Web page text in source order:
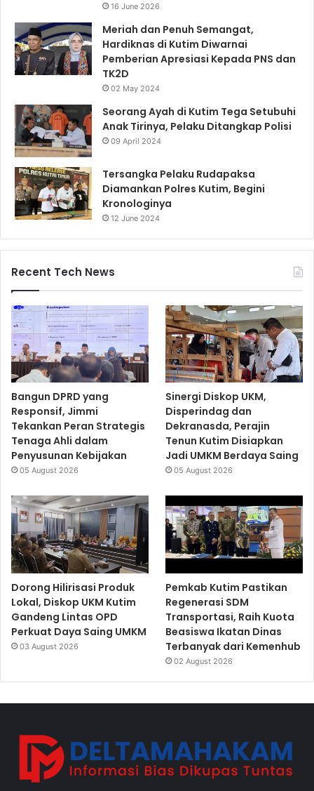
16 June 2026
Meriah dan Penuh Semangat,
Hardiknas di Kutim Diwarnai
Pemberian Apresiasi Kepada PNS dan
TK2D
02 May 2024
Seorang Ayah di Kutim Tega Setubuhi
Anak Tirinya, Pelaku Ditangkap Polisi
09 April 2024
Tersangka Pelaku Rudapaksa
Diamankan Polres Kutim, Begini
Kronologinya
12 June 2024
Recent Tech News
Bangun DPRD yang
Responsif, Jimmi
Tekankan Peran Strategis
Tenaga Ahli dalam
Penyusunan Kebijakan
05 August 2026
Sinergi Diskop UKM,
Disperindag dan
Dekranasda, Perajin
Tenun Kutim Disiapkan
Jadi UMKM Berdaya Saing
05 August 2026
Dorong Hilirisasi Produk
Lokal, Diskop UKM Kutim
Gandeng Lintas OPD
Perkuat Daya Saing UMKM
03 August 2026
Pemkab Kutim Pastikan
Regenerasi SDM
Transportasi, Raih Kuota
Beasiswa Ikatan Dinas
Terbanyak dari Kemenhub
02 August 2026